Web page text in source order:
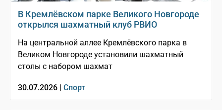
В Кремлёвском парке Великого Новгороде
открылся шахматный клуб РВИО
На центральной аллее Кремлёвского парка в
Великом Новгороде установили шахматный
столы с набором шахмат
30.07.2026 | Спорт